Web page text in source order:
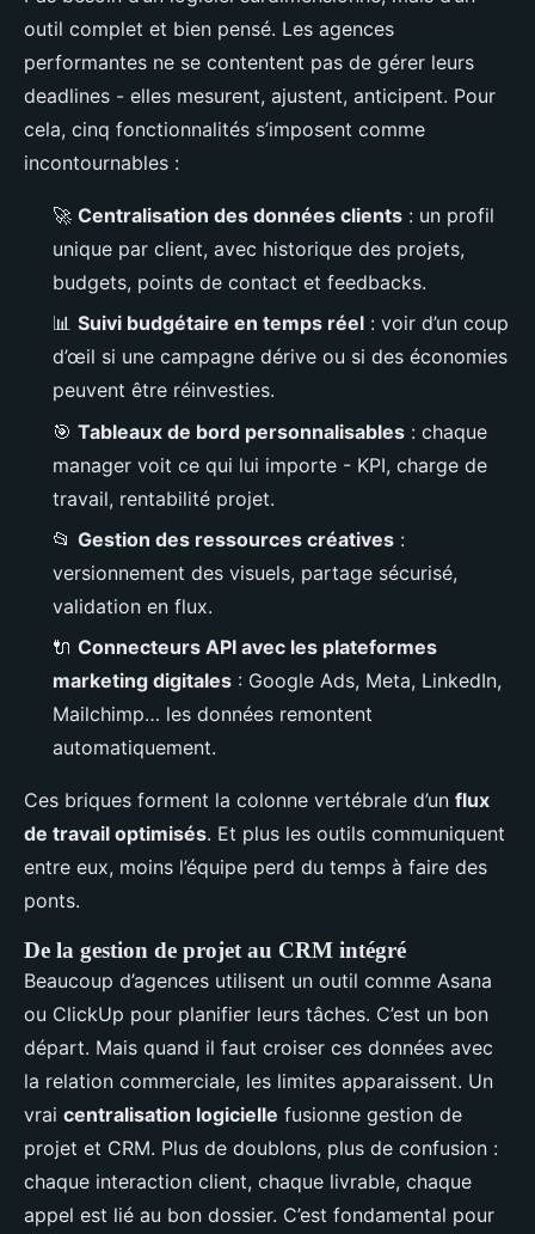
outil complet et bien pensé. Les agences
performantes ne se contentent pas de gérer leurs
deadlines - elles mesurent, ajustent, anticipent. Pour
cela, cinq fonctionnalités s’imposent comme
incontournables :
🚀 Centralisation des données clients : un profil
unique par client, avec historique des projets,
budgets, points de contact et feedbacks.
📊 Suivi budgétaire en temps réel : voir d’un coup
d’œil si une campagne dérive ou si des économies
peuvent être réinvesties.
🎯 Tableaux de bord personnalisables : chaque
manager voit ce qui lui importe - KPI, charge de
travail, rentabilité projet.
📂 Gestion des ressources créatives :
versionnement des visuels, partage sécurisé,
validation en flux.
🔌 Connecteurs API avec les plateformes
marketing digitales : Google Ads, Meta, LinkedIn,
Mailchimp… les données remontent
automatiquement.
Ces briques forment la colonne vertébrale d’un flux
de travail optimisés. Et plus les outils communiquent
entre eux, moins l’équipe perd du temps à faire des
ponts.
De la gestion de projet au CRM intégré
Beaucoup d’agences utilisent un outil comme Asana
ou ClickUp pour planifier leurs tâches. C’est un bon
départ. Mais quand il faut croiser ces données avec
la relation commerciale, les limites apparaissent. Un
vrai centralisation logicielle fusionne gestion de
projet et CRM. Plus de doublons, plus de confusion :
chaque interaction client, chaque livrable, chaque
appel est lié au bon dossier. C’est fondamental pour